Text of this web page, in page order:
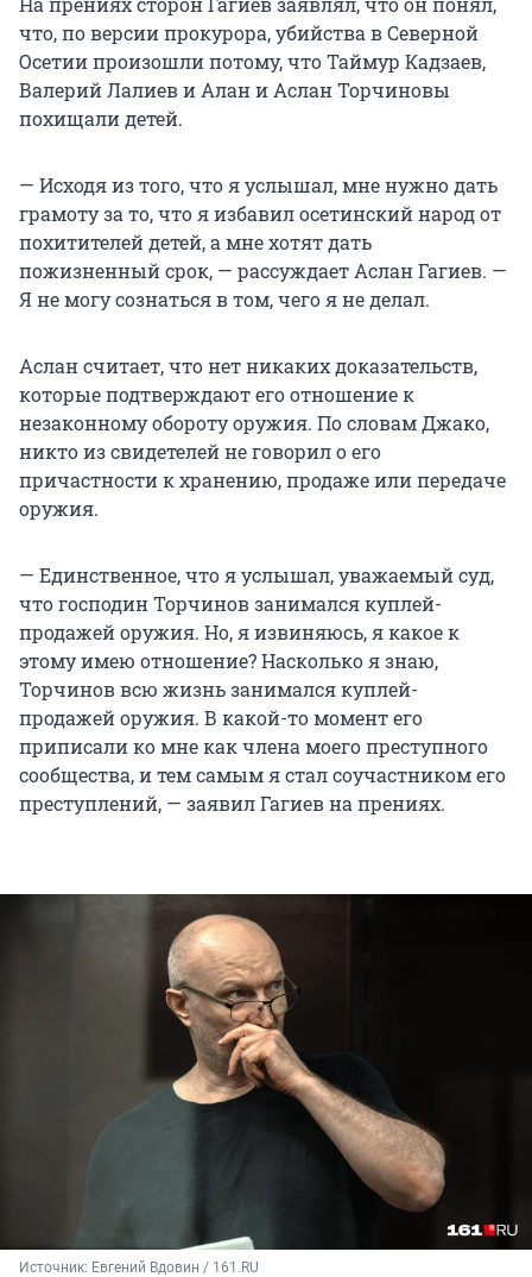
что, по версии прокурора, убийства в Северной
Осетии произошли потому, что Таймур Кадзаев,
Валерий Лалиев и Алан и Аслан Торчиновы
похищали детей.
— Исходя из того, что я услышал, мне нужно дать
грамоту за то, что я избавил осетинский народ от
похитителей детей, а мне хотят дать
пожизненный срок, — рассуждает Аслан Гагиев. —
Я не могу сознаться в том, чего я не делал.
Аслан считает, что нет никаких доказательств,
которые подтверждают его отношение к
незаконному обороту оружия. По словам Джако,
никто из свидетелей не говорил о его
причастности к хранению, продаже или передаче
оружия.
— Единственное, что я услышал, уважаемый суд,
что господин Торчинов занимался куплей-
продажей оружия. Но, я извиняюсь, я какое к
этому имею отношение? Насколько я знаю,
Торчинов всю жизнь занимался куплей-
продажей оружия. В какой-то момент его
приписали ко мне как члена моего преступного
сообщества, и тем самым я стал соучастником его
преступлений, — заявил Гагиев на прениях.
Источник: Евгений Вдовин / 161.RU